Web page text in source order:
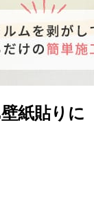
壁紙貼りに